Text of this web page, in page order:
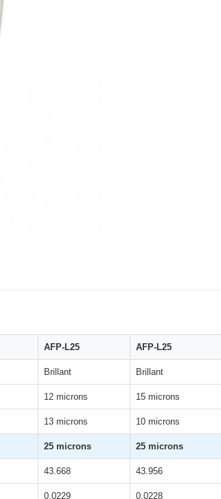
AFP-L25 AFP-L25
Brillant Brillant
12 microns 15 microns
13 microns 10 microns
25 microns 25 microns
43.668 43.956
0.0229 0.0228